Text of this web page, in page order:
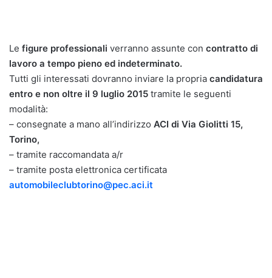
Le figure professionali verranno assunte con contratto di
lavoro a tempo pieno ed indeterminato.
Tutti gli interessati dovranno inviare la propria candidatura
entro e non oltre il 9 luglio 2015 tramite le seguenti
modalità:
– consegnate a mano all’indirizzo ACI di Via Giolitti 15,
Torino,
– tramite raccomandata a/r
– tramite posta elettronica certificata
automobileclubtorino@pec.aci.it